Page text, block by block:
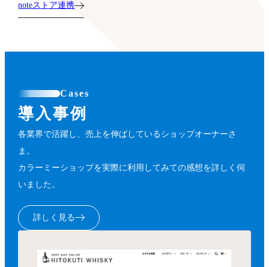
noteストア連携
Cases
導入事例
各業界で活躍し、売上を伸ばしているショップオーナーさ
ま。
カラーミーショップを実際に利用してみての感想を詳しく伺
いました。
詳しく見る